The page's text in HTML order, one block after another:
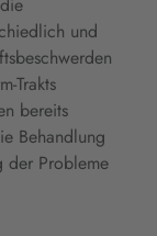
und
Trakts
bereits
Behandlung
der Probleme